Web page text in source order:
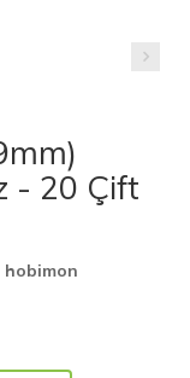
- 20 Çift
hobimon